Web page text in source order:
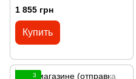
1 855 грн
Купить
3